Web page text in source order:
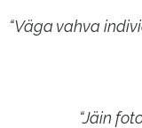
“Väga vahva
“Jäin